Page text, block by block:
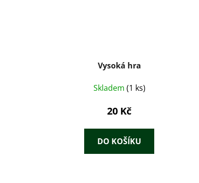
Vysoká hra
Skladem (1 ks)
20 Kč
DO KOŠÍKU